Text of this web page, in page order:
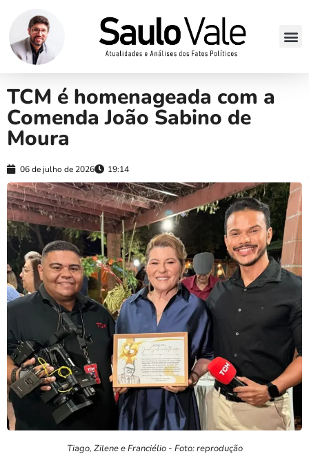
TCM é homenageada com a
Comenda João Sabino de
Moura
06 de julho de 2026 19:14
Tiago, Zilene e Franciélio - Foto: reprodução